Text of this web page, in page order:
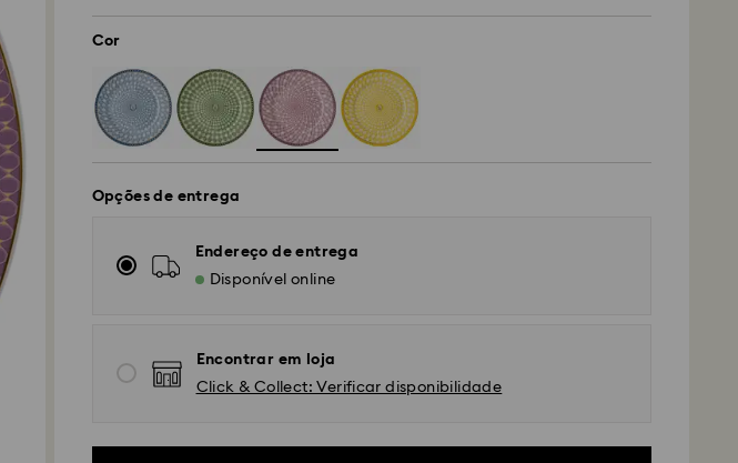
Cor
Opções de entrega
Endereço de entrega
Disponível online
Encontrar em loja
Click & Collect: Verificar disponibilidade